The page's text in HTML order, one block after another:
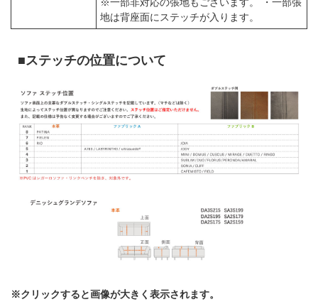
地は背座面にステッチが入ります。
■ステッチの位置について
※クリックすると画像が大きく表示されます。